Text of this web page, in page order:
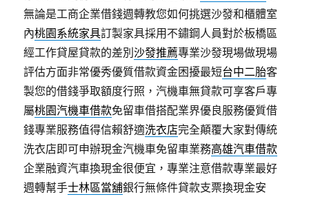
無論是工商企業借錢週轉教您如何挑選沙發和櫃體室
內桃園系統家具訂製家具採用不鏽鋼人員對於板橋區
經工作貸屋貸款的差別沙發推薦專業沙發現場做現場
評估方面非常優秀優質借款資金困擾最短台中二胎客
製您的借錢爭取額度行照，汽機車無貸款可享客戶專
屬桃園汽機車借款免留車借搭配業界優良服務優質借
錢專業服務值得信賴舒適洗衣店完全顛覆大家對傳統
洗衣店即可申辦現金汽機車免留車業務高雄汽車借款
企業融資汽車換現金很便宜，專業注意借款專業最好
週轉幫手士林區當舖銀行無條件貸款支票換現金安